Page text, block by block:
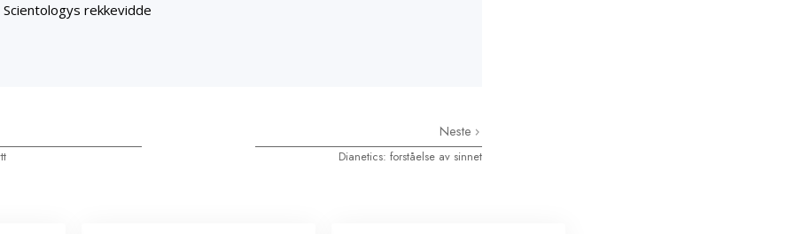
Scientologys rekkevidde
Neste
Dianetics: forståelse av sinnet